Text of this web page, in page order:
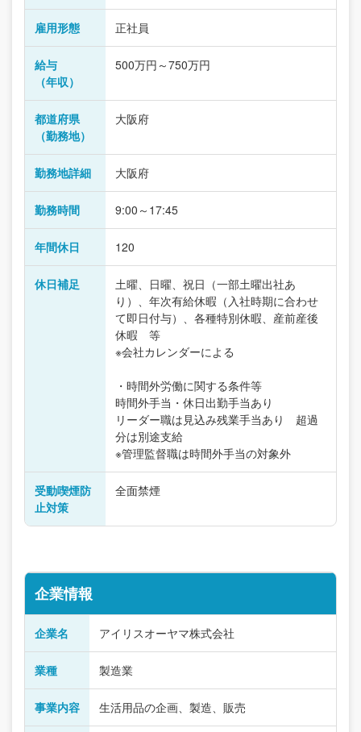
雇用形態 正社員
給与
（年収）
500万円～750万円
都道府県
（勤務地）
大阪府
勤務地詳細 大阪府
勤務時間 9:00～17:45
年間休日 120
休日補足
土曜、日曜、祝日（一部土曜出社あ
り）、年次有給休暇（入社時期に合わせ
て即日付与）、各種特別休暇、産前産後
休暇 等
※会社カレンダーによる
・時間外労働に関する条件等
時間外手当・休日出勤手当あり
リーダー職は見込み残業手当あり 超過
分は別途支給
※管理監督職は時間外手当の対象外
受動喫煙防
止対策
全面禁煙
企業情報
企業名 アイリスオーヤマ株式会社
業種 製造業
事業内容 生活用品の企画、製造、販売